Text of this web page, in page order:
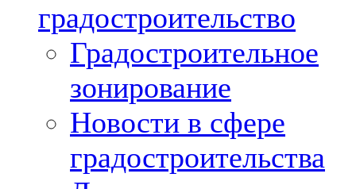
градостроительство
Градостроительное
зонирование
Новости в сфере
градостроительства